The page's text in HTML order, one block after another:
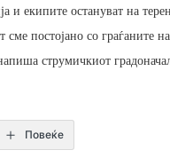
и екипите остануват на
сме постојано со граѓаните
струмичкиот
Повеќе